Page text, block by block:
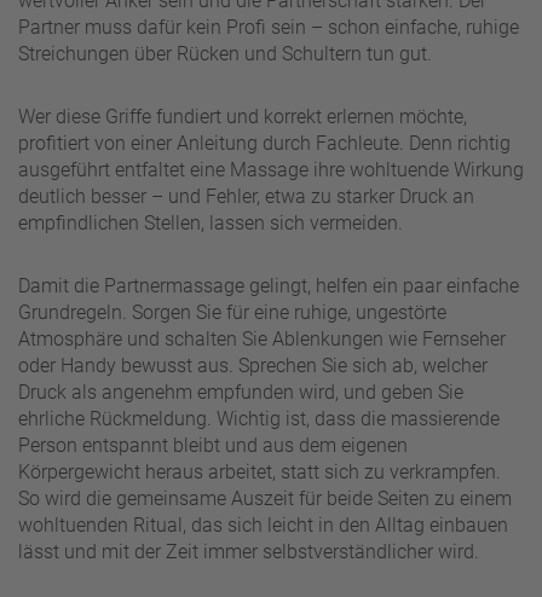
Partner muss dafür kein Profi sein – schon einfache, ruhige
Streichungen über Rücken und Schultern tun gut.
Wer diese Griffe fundiert und korrekt erlernen möchte,
profitiert von einer Anleitung durch Fachleute. Denn richtig
ausgeführt entfaltet eine Massage ihre wohltuende Wirkung
deutlich besser – und Fehler, etwa zu starker Druck an
empfindlichen Stellen, lassen sich vermeiden.
Damit die Partnermassage gelingt, helfen ein paar einfache
Grundregeln. Sorgen Sie für eine ruhige, ungestörte
Atmosphäre und schalten Sie Ablenkungen wie Fernseher
oder Handy bewusst aus. Sprechen Sie sich ab, welcher
Druck als angenehm empfunden wird, und geben Sie
ehrliche Rückmeldung. Wichtig ist, dass die massierende
Person entspannt bleibt und aus dem eigenen
Körpergewicht heraus arbeitet, statt sich zu verkrampfen.
So wird die gemeinsame Auszeit für beide Seiten zu einem
wohltuenden Ritual, das sich leicht in den Alltag einbauen
lässt und mit der Zeit immer selbstverständlicher wird.